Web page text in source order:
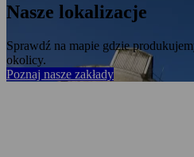
Nasze lokalizacje
Sprawdź na mapie gdzie
okolicy.
Poznaj nasze zakłady